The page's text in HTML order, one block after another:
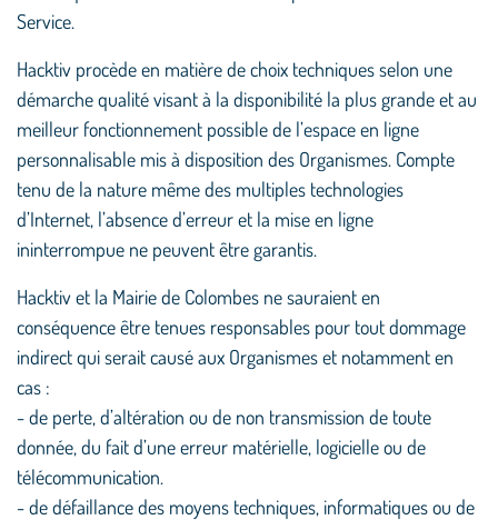
Service.
Hacktiv procède en matière de choix techniques selon une
démarche qualité visant à la disponibilité la plus grande et au
meilleur fonctionnement possible de l’espace en ligne
personnalisable mis à disposition des Organismes. Compte
tenu de la nature même des multiples technologies
d’Internet, l’absence d’erreur et la mise en ligne
ininterrompue ne peuvent être garantis.
Hacktiv et la Mairie de Colombes ne sauraient en
conséquence être tenues responsables pour tout dommage
indirect qui serait causé aux Organismes et notamment en
cas :
- de perte, d’altération ou de non transmission de toute
donnée, du fait d’une erreur matérielle, logicielle ou de
télécommunication.
- de défaillance des moyens techniques, informatiques ou de